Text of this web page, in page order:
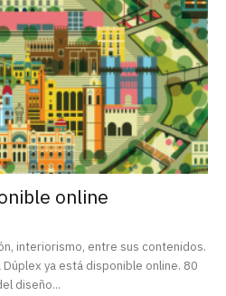
online
interiorismo, entre sus contenidos.
ya está disponible online. 80
diseño...